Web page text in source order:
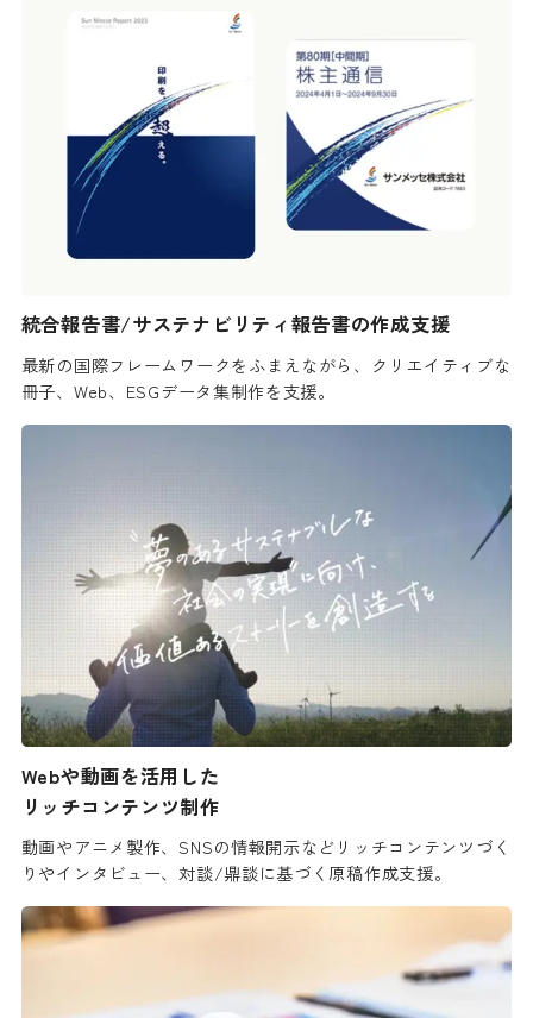
統合報告書/サステナビリティ報告書の作成支援
最新の国際フレームワークをふまえながら、クリエイティブな
冊子、Web、ESGデータ集制作を支援。
Webや動画を活用した
リッチコンテンツ制作
動画やアニメ製作、SNSの情報開示などリッチコンテンツづく
りやインタビュー、対談/鼎談に基づく原稿作成支援。